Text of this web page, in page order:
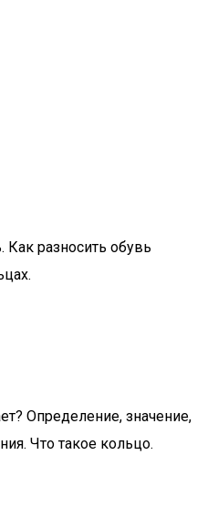
Как разносить обувь
Определение, значение,
Что такое кольцо.